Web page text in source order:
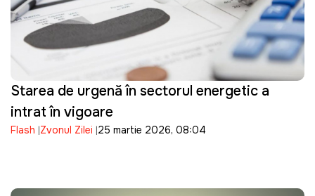
Starea de urgență în sectorul energetic a
intrat în vigoare
Flash Zvonul Zilei 25 martie 2026, 08:04